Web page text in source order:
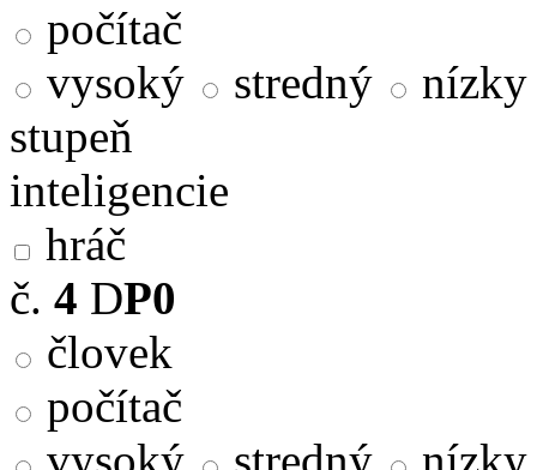
počítač
vysoký
stredný
nízky
stupeň
inteligencie
hráč
č. 4 DP0
človek
počítač
vysoký
stredný
nízky